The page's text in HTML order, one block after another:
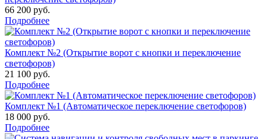
66 200 руб.
Подробнее
Комплект №2 (Открытие ворот с кнопки и переключение
светофоров)
21 100 руб.
Подробнее
Комплект №1 (Автоматическое переключение светофоров)
18 000 руб.
Подробнее